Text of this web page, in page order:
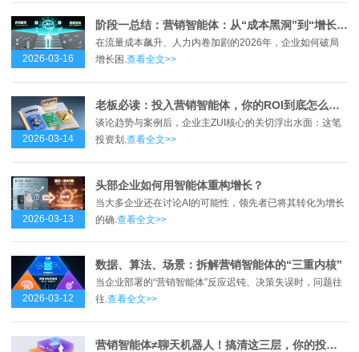
2026-03-16
阶段一总结：营销智能体：从“成本黑洞”到“增长引擎”的跃迁之路
在流量成本飙升、人力内卷加剧的2026年，企业如何破局
增长困.查看全文>>
2026-03-14
老板必读：投入营销智能体，你的ROI到底怎么算？
谈论趋势与案例后，企业主ZUI核心的关切浮出水面：这笔
投资划.查看全文>>
2026-03-13
头部企业如何用智能体重构增长？
当大多企业还在讨论AI的可能性，领先者已将其转化为增长
的确. 查看全文>>
2026-03-12
数据、算法、场景：拆解营销智能体的“三重内核”
当企业部署的“营销智能体”反应迟钝、决策失误时，问题往
往.查看全文>>
营销智能体≠聊天机器人！搞清这三层，你的投入才不打水漂